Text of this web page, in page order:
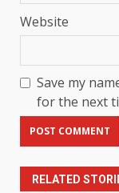
Website
Save my
for the next
RELATED